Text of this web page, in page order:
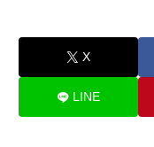
X
LINE